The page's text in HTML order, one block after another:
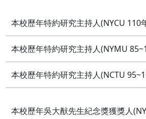
本校歷年特約研究主持人(NYCU 110
本校歷年特約研究主持人(NYMU
本校歷年特約研究主持人(NCTU
本校歷年吳大猷先生紀念獎獲獎人